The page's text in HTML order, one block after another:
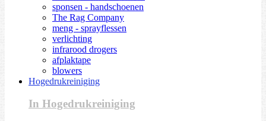
sponsen - handschoenen
The Rag Company
meng - sprayflessen
verlichting
infrarood drogers
afplaktape
blowers
Hogedrukreiniging
In Hogedrukreiniging